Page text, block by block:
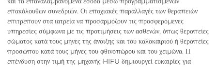
επακόλουθων συνεδριών. Οι εποχιακές παραλλαγές των θεραπειών
επιτρέπουν στα ιατρεία να προσαρμόζουν τις προσφερόμενες
υπηρεσίες σύμφωνα με τις προτιμήσεις των ασθενών, όπως θεραπείες
σώματος κατά τους μήνες της άνοιξης και του καλοκαιριού ή θεραπείες
προσώπου κατά τους μήνες του φθινοπώρου και του χειμώνα. Η
επένδυση στην τιμή της μηχανής HIFU δημιουργεί ευκαιρίες για